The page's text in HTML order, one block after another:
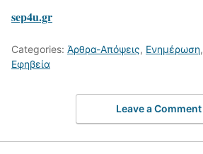
sep4u.gr
Categories: Άρθρα-Απόψεις, Ενημέρωση,
Εφηβεία
Leave a Comment